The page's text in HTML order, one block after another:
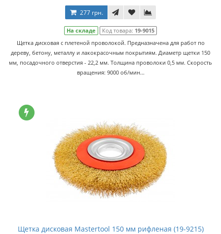
277 грн.
На складе Код товара: 19-9015
Щетка дисковая с плетеной проволокой. Предназначена для работ по
дереву, бетону, металлу и лакокрасочным покрытиям. Диаметр щетки 150
мм, посадочного отверстия - 22,2 мм. Толщина проволоки 0,5 мм. Скорость
вращения: 9000 об/мин...
Щетка дисковая Mastertool 150 мм рифленая (19-9215)